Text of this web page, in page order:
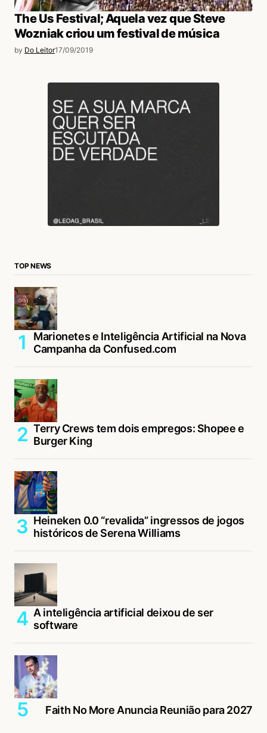
The Us Festival; Aquela vez que Steve
Wozniak criou um festival de música
by Do Leitor17/09/2019
TOP NEWS
Marionetes e Inteligência Artificial na Nova
Campanha da Confused.com
Terry Crews tem dois empregos: Shopee e
Burger King
Heineken 0.0 “revalida” ingressos de jogos
históricos de Serena Williams
A inteligência artificial deixou de ser
software
Faith No More Anuncia Reunião para 2027